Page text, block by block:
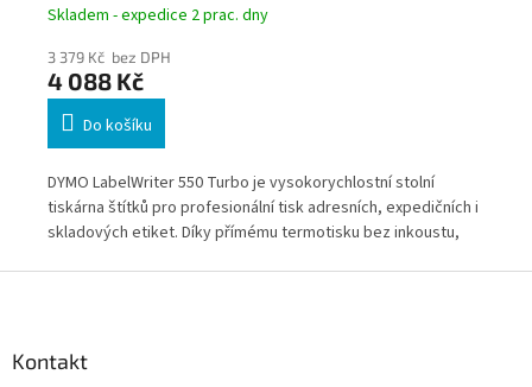
Skladem - expedice 2 prac. dny
3 379 Kč bez DPH
4 088 Kč
Do košíku
DYMO LabelWriter 550 Turbo je vysokorychlostní stolní
tiskárna štítků pro profesionální tisk adresních, expedičních i
skladových etiket. Díky přímému termotisku bez inkoustu,
Kontakt